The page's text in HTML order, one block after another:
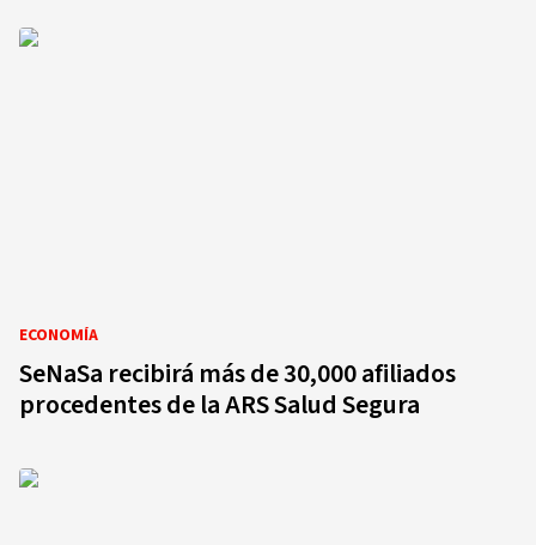
ECONOMÍA
SeNaSa recibirá más de 30,000 afiliados
procedentes de la ARS Salud Segura